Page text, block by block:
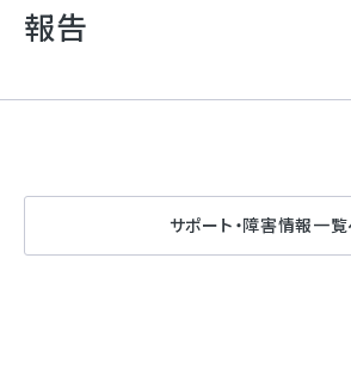
報告
サポート・障害情報一